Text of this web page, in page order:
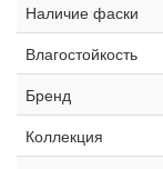
Наличие фаски
Влагостойкость
Бренд
Коллекция